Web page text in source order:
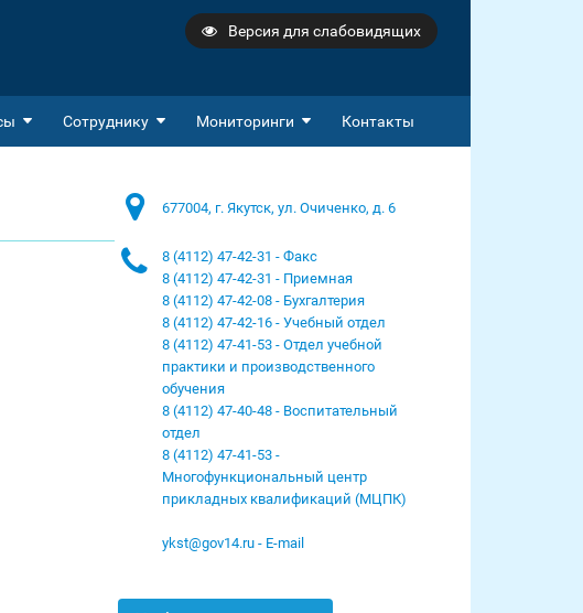
Версия для слабовидящих
Сотруднику Мониторинги Контакты
677004, г. Якутск, ул. Очиченко, д. 6
8 (4112) 47-42-31 - Факс
8 (4112) 47-42-31 - Приемная
8 (4112) 47-42-08 - Бухгалтерия
8 (4112) 47-42-16 - Учебный отдел
8 (4112) 47-41-53 - Отдел учебной
практики и производственного
обучения
8 (4112) 47-40-48 - Воспитательный
отдел
8 (4112) 47-41-53 -
Многофункциональный центр
прикладных квалификаций (МЦПК)
ykst@gov14.ru - E-mail